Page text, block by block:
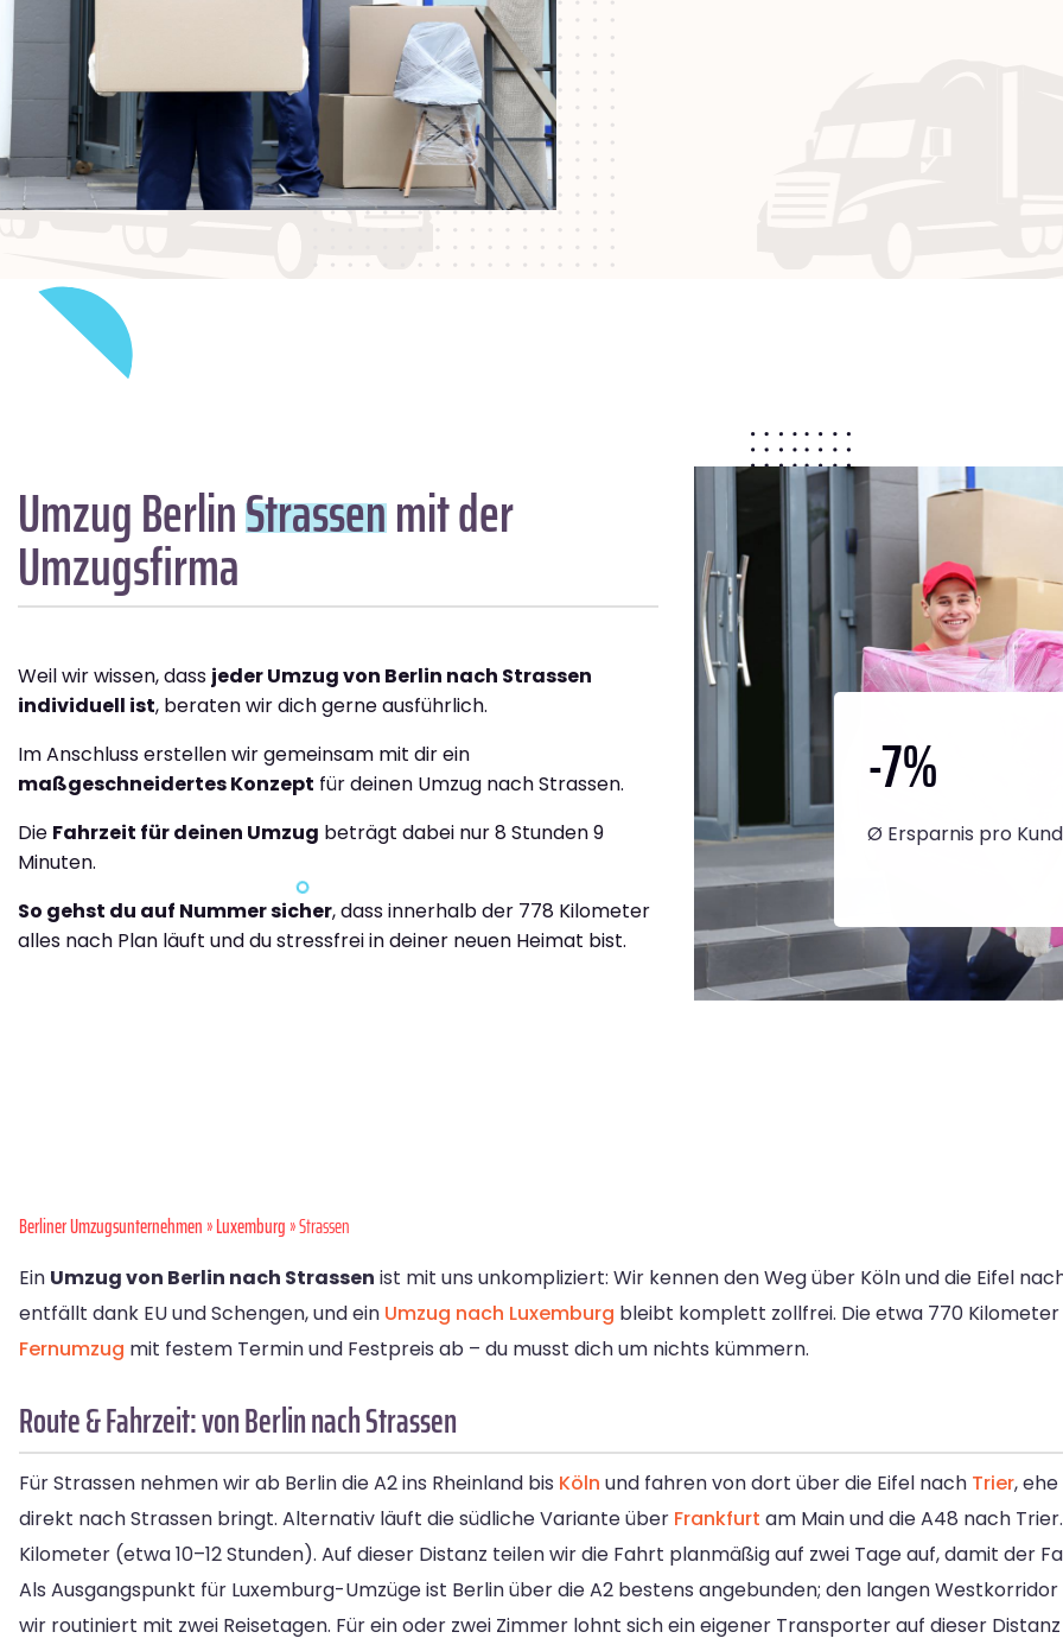
Umzug BerlinStrassenmit der
Umzugsfirma
Weil wir wissen, dass jeder Umzug von Berlin nach Strassen
individuell ist, beraten wir dich gerne ausführlich.
Im Anschluss erstellen wir gemeinsam mit dir ein
maßgeschneidertes Konzept für deinen Umzug nach Strassen.
Die Fahrzeit für deinen Umzug beträgt dabei nur 8 Stunden 9
Minuten.
So gehst du auf Nummer sicher, dass innerhalb der 778 Kilometer
alles nach Plan läuft und du stressfrei in deiner neuen Heimat bist.
-7%
Ø Ersparnis pro
Berliner Umzugsunternehmen»Luxemburg» Strassen
Ein Umzug von Berlin nach Strassen ist mit uns unkompliziert: Wir kennen den Weg über Köln und die Eifel
entfällt dank EU und Schengen, und ein Umzug nach Luxemburg bleibt komplett zollfrei. Die etwa 770
Fernumzug mit festem Termin und Festpreis ab – du musst dich um nichts kümmern.
Route & Fahrzeit: von Berlin nach Strassen
Für Strassen nehmen wir ab Berlin die A2 ins Rheinland bis Köln und fahren von dort über die Eifel nach Trier,
direkt nach Strassen bringt. Alternativ läuft die südliche Variante über Frankfurt am Main und die A48 nach
Kilometer (etwa 10–12 Stunden). Auf dieser Distanz teilen wir die Fahrt planmäßig auf zwei Tage auf, damit der
Als Ausgangspunkt für Luxemburg-Umzüge ist Berlin über die A2 bestens angebunden; den langen
wir routiniert mit zwei Reisetagen. Für ein oder zwei Zimmer lohnt sich ein eigener Transporter auf dieser